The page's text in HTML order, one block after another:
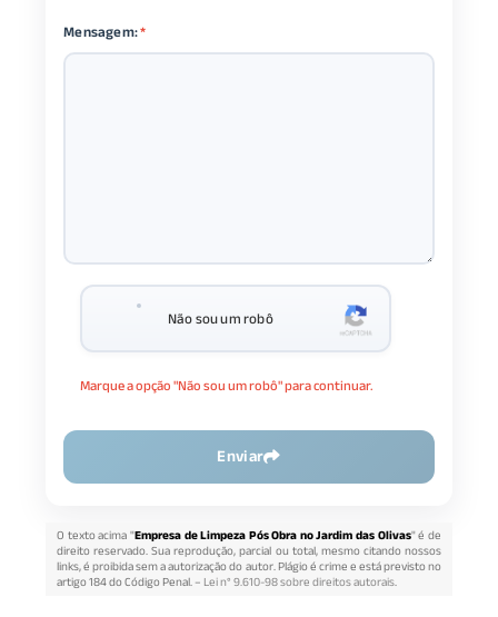
Mensagem:*
Não sou um robô
Marque a opção "Não sou um robô" para continuar.
Enviar
O texto acima "Empresa de Limpeza Pós Obra no Jardim das Olivas" é de
direito reservado. Sua reprodução, parcial ou total, mesmo citando nossos
links, é proibida sem a autorização do autor. Plágio é crime e está previsto no
artigo 184 do Código Penal. –Lei n° 9.610-98 sobre direitos autorais.